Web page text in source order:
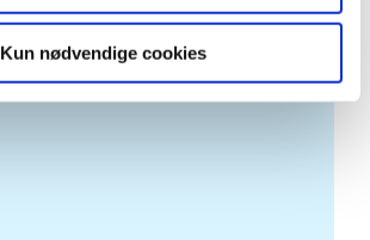
Kun nødvendige cookies